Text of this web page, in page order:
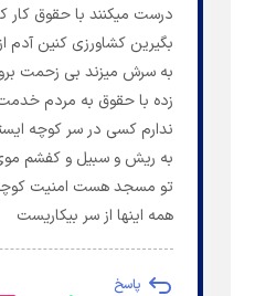
بگیرین کشاورزی کنین آدم
به سرش میزند بی زحمت
زده با حقوق به مردم
ندارم کسی در سر کوچه
به ریش و سبیل و کفشم
تو مسجد هست امنیت کوچه
همه اینها از سر بیکاریست
پاسخ